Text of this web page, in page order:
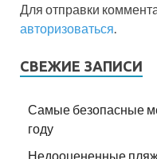
Для отправки
авторизоваться
СВЕЖИЕ ЗАПИСИ
Самые безопасные
году
Недооцененные